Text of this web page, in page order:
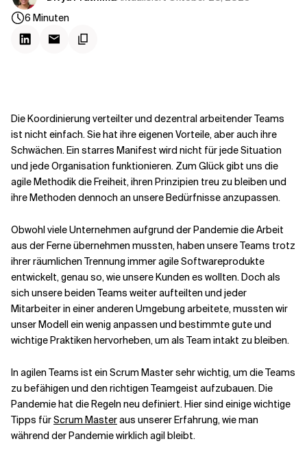
Verwandte Themen
6 Minuten
Die Koordinierung verteilter und dezentral arbeitender Teams
ist nicht einfach. Sie hat ihre eigenen Vorteile, aber auch ihre
Schwächen. Ein starres Manifest wird nicht für jede Situation
und jede Organisation funktionieren. Zum Glück gibt uns die
agile Methodik die Freiheit, ihren Prinzipien treu zu bleiben und
ihre Methoden dennoch an unsere Bedürfnisse anzupassen.
Obwohl viele Unternehmen aufgrund der Pandemie die Arbeit
aus der Ferne übernehmen mussten, haben unsere Teams trotz
ihrer räumlichen Trennung immer agile Softwareprodukte
entwickelt, genau so, wie unsere Kunden es wollten. Doch als
sich unsere beiden Teams weiter aufteilten und jeder
Mitarbeiter in einer anderen Umgebung arbeitete, mussten wir
unser Modell ein wenig anpassen und bestimmte gute und
wichtige Praktiken hervorheben, um als Team intakt zu bleiben.
In agilen Teams ist ein Scrum Master sehr wichtig, um die Teams
zu befähigen und den richtigen Teamgeist aufzubauen. Die
Pandemie hat die Regeln neu definiert. Hier sind einige wichtige
Tipps fürScrum Masteraus unserer Erfahrung, wie man
während der Pandemie wirklich agil bleibt.